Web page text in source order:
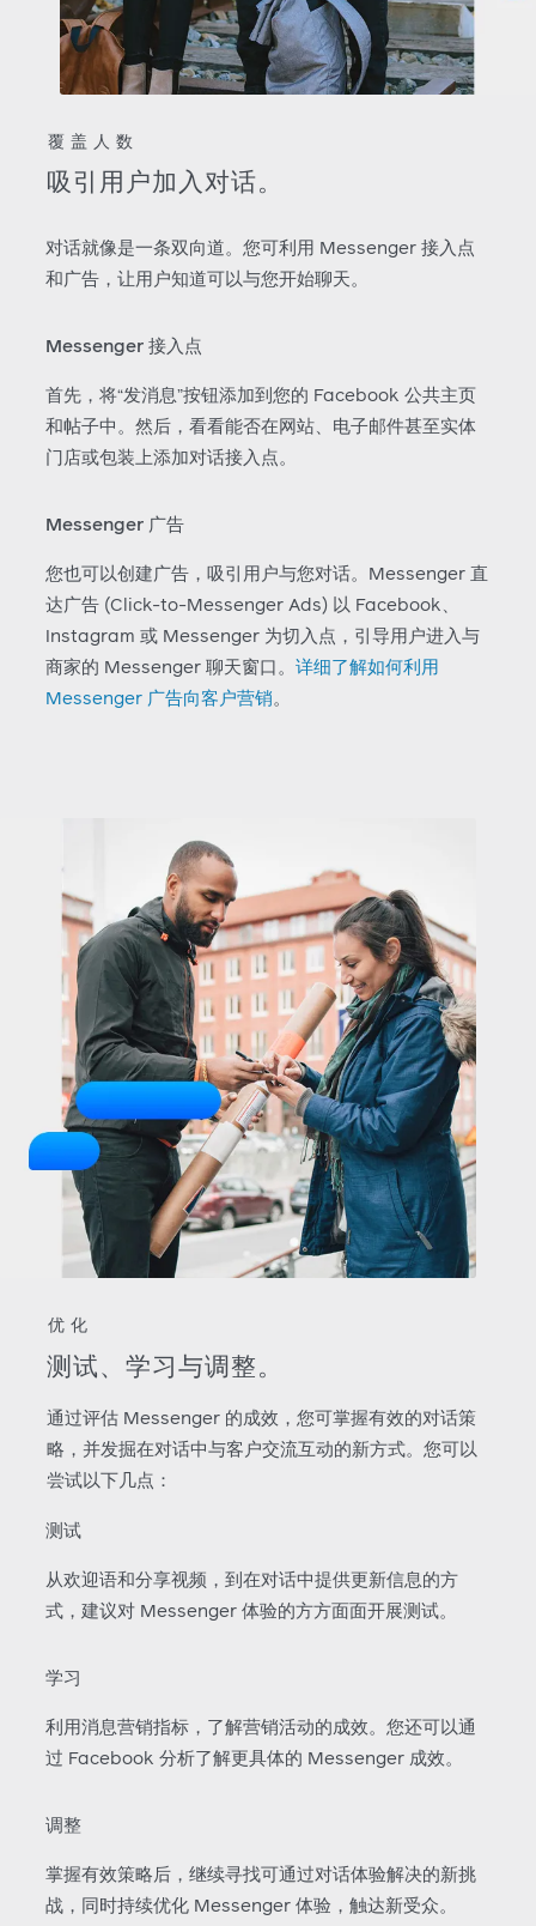
覆盖人数
吸引用户加入对话。
对话就像是一条双向道。您可利用 Messenger 接入点
和广告，让用户知道可以与您开始聊天。
Messenger 接入点
首先，将“发消息”按钮添加到您的 Facebook 公共主页
和帖子中。然后，看看能否在网站、电子邮件甚至实体
门店或包装上添加对话接入点。
Messenger 广告
您也可以创建广告，吸引用户与您对话。Messenger 直
达广告 (Click-to-Messenger Ads) 以 Facebook、
Instagram 或 Messenger 为切入点，引导用户进入与
商家的 Messenger 聊天窗口。 详细了解如何利用
Messenger 广告向客户营销
优化
测试、学习与调整。
通过评估 Messenger 的成效，您可掌握有效的对话策
略，并发掘在对话中与客户交流互动的新方式。您可以
尝试以下几点：
测试
从欢迎语和分享视频，到在对话中提供更新信息的方
式，建议对 Messenger 体验的方方面面开展测试。
学习
利用消息营销指标，了解营销活动的成效。您还可以通
过 Facebook 分析了解更具体的 Messenger 成效。
调整
掌握有效策略后，继续寻找可通过对话体验解决的新挑
战，同时持续优化 Messenger 体验，触达新受众。